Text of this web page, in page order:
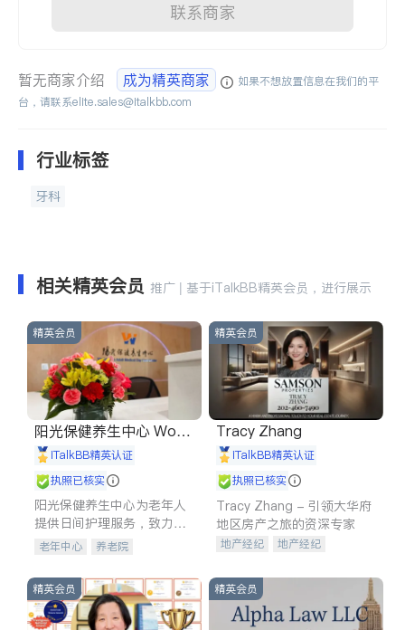
联系商家
暂无商家介绍 成为精英商家
如果不想放置信息在我们的平
台，请联系elite.sales@italkbb.com
行业标签
牙科
相关精英会员 推广 | 基于iTalkBB精英会员，进行展示
精英会员
阳光保健养生中心 World
shine
iTalkBB精英认证
执照已核实
阳光保健养生中心为老年人
提供日间护理服务，致力于
通过持续的护理创新来有效
老年中心 养老院
精英会员
Tracy Zhang
iTalkBB精英认证
执照已核实
Tracy Zhang - 引领大华府
地区房产之旅的资深专家
地产经纪
地产经纪
商铺租售
精英会员 精英会员